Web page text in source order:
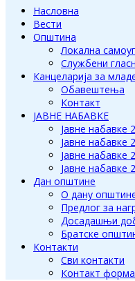
Насловна
Вести
Општина
Локална
Службени
Канцеларија за
Обавештења
Контакт
ЈАВНЕ НАБАВКЕ
Јавне набавке
Јавне набавке
Јавне набавке
Јавне набавке
Дан општине
О дану
Предлог за
Досадашњи
Братске
Контакти
Сви контакти
Контакт форма